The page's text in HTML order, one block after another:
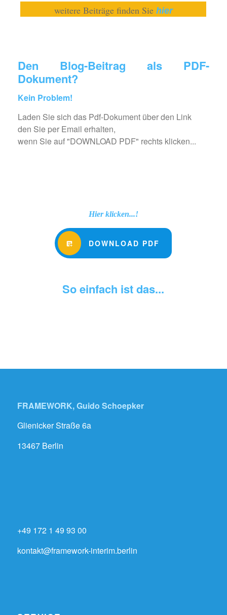
weitere Beiträge finden Sie hier
Den Blog-Beitrag als PDF-
Dokument?
Kein Problem!
Laden Sie sich das Pdf-Dokument über den Link
den Sie per Email erhalten,
wenn Sie auf "DOWNLOAD PDF" rechts klicken...
Hier klicken...!
DOWNLOAD PDF
So einfach ist das...
FRAMEWORK, Guido Schoepker
Glienicker Straße 6a
13467 Berlin
+49 172 1 49 93 00
kontakt@framework-interim.berlin